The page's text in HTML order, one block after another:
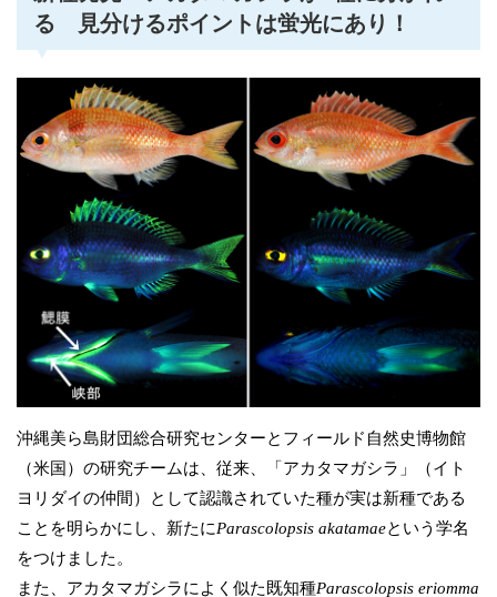
る 見分けるポイントは蛍光にあり！
沖縄美ら島財団総合研究センターとフィールド自然史博物館
（米国）の研究チームは、従来、「アカタマガシラ」（イト
ヨリダイの仲間）として認識されていた種が実は新種である
ことを明らかにし、新たにParascolopsis akatamaeという学名
をつけました。
また、アカタマガシラによく似た既知種Parascolopsis eriomma